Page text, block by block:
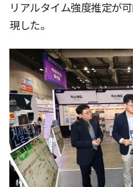
リアルタイム強度推定が
現した。